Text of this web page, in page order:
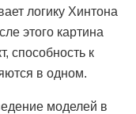
логику Хинтона
этого картина
способность к
в одном.
моделей в